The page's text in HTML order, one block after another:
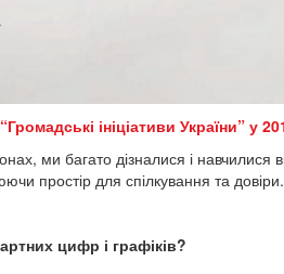
ініціативи України” у
ми багато дізналися і навчилися
простір для спілкування та довіри.
цифр і графіків?